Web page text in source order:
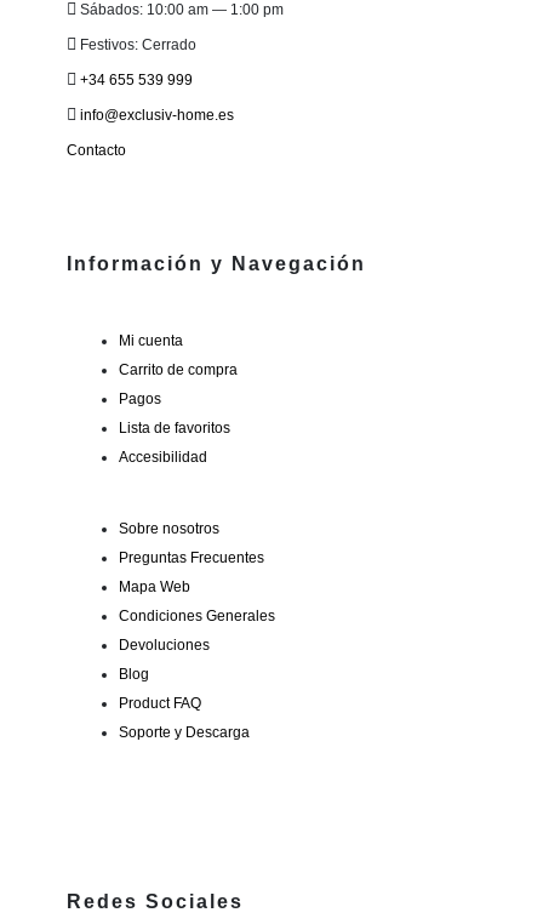
Sábados: 10:00 am — 1:00 pm
Festivos: Cerrado
+34 655 539 999
info@exclusiv-home.es
Contacto
Información y Navegación
Mi cuenta
Carrito de compra
Pagos
Lista de favoritos
Accesibilidad
Sobre nosotros
Preguntas Frecuentes
Mapa Web
Condiciones Generales
Devoluciones
Blog
Product FAQ
Soporte y Descarga
Redes Sociales